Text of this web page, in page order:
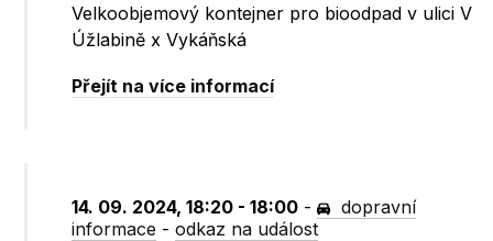
Velkoobjemový kontejner pro bioodpad v ulici V
Úžlabině x Vykáňská
Přejít na více informací
14. 09. 2024, 18:20 - 18:00 -
dopravní
informace -odkaz na událost